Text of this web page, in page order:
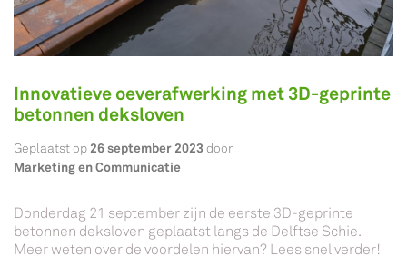
Innovatieve oeverafwerking met 3D-geprinte
betonnen deksloven
Geplaatst op 26 september 2023 door
Marketing en Communicatie
Donderdag 21 september zijn de eerste 3D-geprinte
betonnen deksloven geplaatst langs de Delftse Schie.
Meer weten over de voordelen hiervan? Lees snel verder!